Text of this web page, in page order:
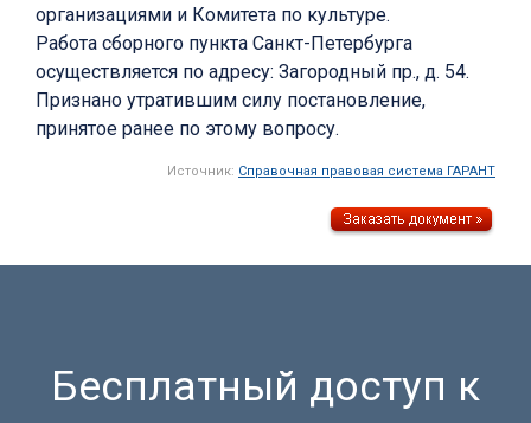
организациями и Комитета по культуре.
Работа сборного пункта Санкт-Петербурга
осуществляется по адресу: Загородный пр., д. 54.
Признано утратившим силу постановление,
принятое ранее по этому вопросу.
Источник: Справочная правовая система ГАРАНТ
Бесплатный доступ к